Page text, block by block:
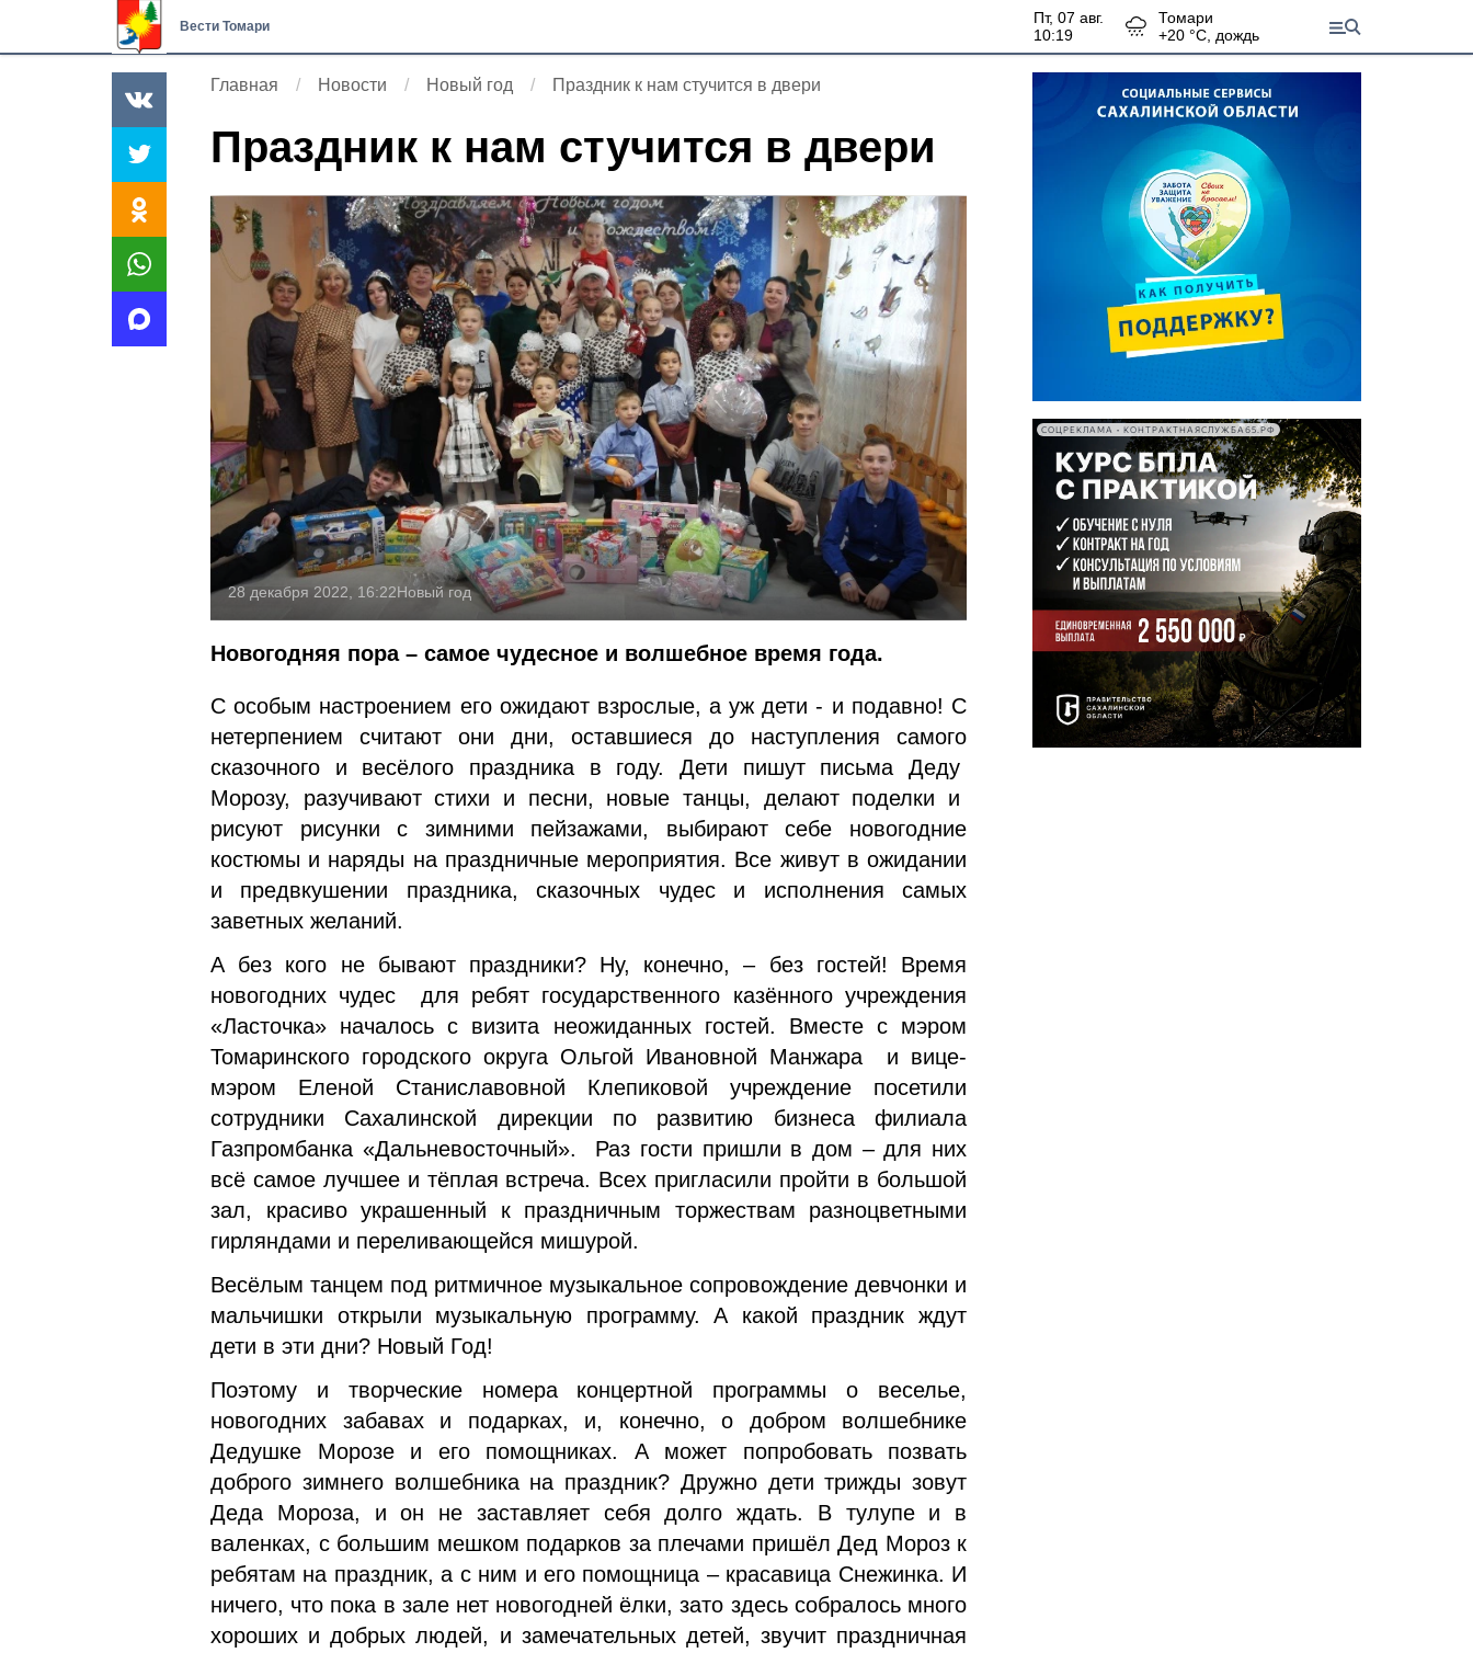
Вести Томари
пт, 07 авг.
10:19
Томари
+20 °С, дождь
Главная Новости Новый год Праздник к нам стучится в двери
Праздник к нам стучится в двери
28 декабря 2022, 16:22Новый год
Новогодняя пора – самое чудесное и волшебное время года.
С особым настроением его ожидают взрослые, а уж дети - и подавно! С
нетерпением считают они дни, оставшиеся до наступления самого
сказочного и весёлого праздника в году. Дети пишут письма Деду
Морозу, разучивают стихи и песни, новые танцы, делают поделки и
рисуют рисунки с зимними пейзажами, выбирают себе новогодние
костюмы и наряды на праздничные мероприятия. Все живут в ожидании
и предвкушении праздника, сказочных чудес и исполнения самых
заветных желаний.
А без кого не бывают праздники? Ну, конечно, – без гостей! Время
новогодних чудес для ребят государственного казённого учреждения
«Ласточка» началось с визита неожиданных гостей. Вместе с мэром
Томаринского городского округа Ольгой Ивановной Манжара и вице-
мэром Еленой Станиславовной Клепиковой учреждение посетили
сотрудники Сахалинской дирекции по развитию бизнеса филиала
Газпромбанка «Дальневосточный». Раз гости пришли в дом – для них
всё самое лучшее и тёплая встреча. Всех пригласили пройти в большой
зал, красиво украшенный к праздничным торжествам разноцветными
гирляндами и переливающейся мишурой.
Весёлым танцем под ритмичное музыкальное сопровождение девчонки и
мальчишки открыли музыкальную программу. А какой праздник ждут
дети в эти дни? Новый Год!
Поэтому и творческие номера концертной программы о веселье,
новогодних забавах и подарках, и, конечно, о добром волшебнике
Дедушке Морозе и его помощниках. А может попробовать позвать
доброго зимнего волшебника на праздник? Дружно дети трижды зовут
Деда Мороза, и он не заставляет себя долго ждать. В тулупе и в
валенках, с большим мешком подарков за плечами пришёл Дед Мороз к
ребятам на праздник, а с ним и его помощница – красавица Снежинка. И
ничего, что пока в зале нет новогодней ёлки, зато здесь собралось много
хороших и добрых людей, и замечательных детей, звучит праздничная
СОЦРЕКЛАМА • КОНТРАКТНАЯСЛУЖБА65.РФ